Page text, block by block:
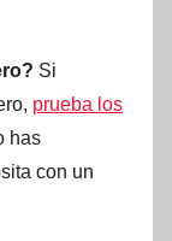
Si
prueba los
has
con un